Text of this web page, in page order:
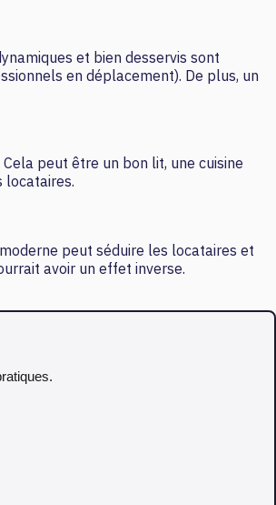
et bien desservis sont
en déplacement). De plus, un
peut être un bon lit, une cuisine
locataires.
peut séduire les locataires et
avoir un effet inverse.